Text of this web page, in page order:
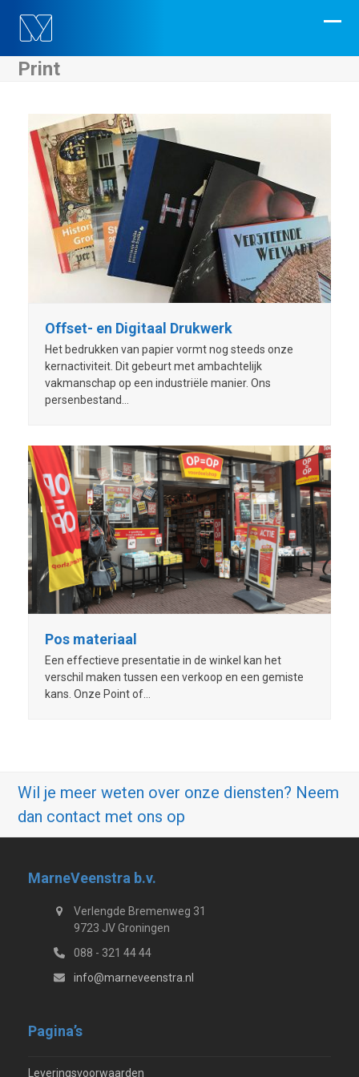
content
Print
Offset- en Digitaal Drukwerk
Het bedrukken van papier vormt nog steeds onze
kernactiviteit. Dit gebeurt met ambachtelijk
vakmanschap op een industriële manier. Ons
persenbestand…
Pos materiaal
Een effectieve presentatie in de winkel kan het
verschil maken tussen een verkoop en een gemiste
kans. Onze Point of…
Wil je meer weten over onze diensten? Neem
dan contact met ons op
MarneVeenstra b.v.
Verlengde Bremenweg 31
9723 JV Groningen
088 - 321 44 44
info@marneveenstra.nl
Pagina’s
Leveringsvoorwaarden